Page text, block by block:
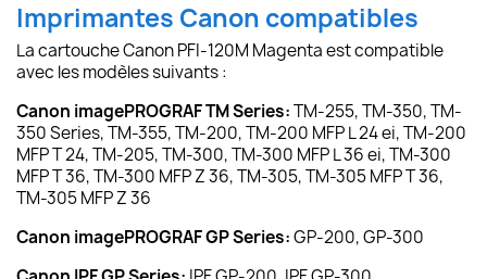
Imprimantes Canon compatibles
La cartouche Canon PFI-120M Magenta est compatible
avec les modèles suivants :
Canon imagePROGRAF TM Series:TM-255, TM-350, TM-
350 Series, TM-355, TM-200, TM-200 MFP L 24 ei, TM-200
MFP T 24, TM-205, TM-300, TM-300 MFP L 36 ei, TM-300
MFP T 36, TM-300 MFP Z 36, TM-305, TM-305 MFP T 36,
TM-305 MFP Z 36
Canon imagePROGRAF GP Series:GP-200, GP-300